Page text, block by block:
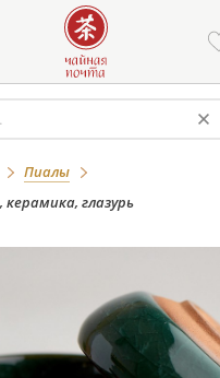
Пиалы
глазурь
45 мл., керамика,